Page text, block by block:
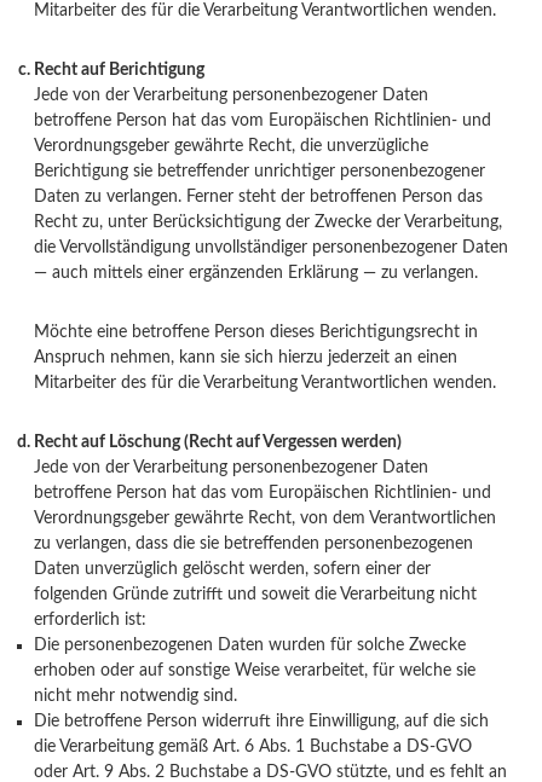
Mitarbeiter des für die Verarbeitung Verantwortlichen wenden.
Recht auf Berichtigung
Jede von der Verarbeitung personenbezogener Daten
betroffene Person hat das vom Europäischen Richtlinien- und
Verordnungsgeber gewährte Recht, die unverzügliche
Berichtigung sie betreffender unrichtiger personenbezogener
Daten zu verlangen. Ferner steht der betroffenen Person das
Recht zu, unter Berücksichtigung der Zwecke der Verarbeitung,
die Vervollständigung unvollständiger personenbezogener Daten
— auch mittels einer ergänzenden Erklärung — zu verlangen.
Möchte eine betroffene Person dieses Berichtigungsrecht in
Anspruch nehmen, kann sie sich hierzu jederzeit an einen
Mitarbeiter des für die Verarbeitung Verantwortlichen wenden.
Recht auf Löschung (Recht auf Vergessen werden)
Jede von der Verarbeitung personenbezogener Daten
betroffene Person hat das vom Europäischen Richtlinien- und
Verordnungsgeber gewährte Recht, von dem Verantwortlichen
zu verlangen, dass die sie betreffenden personenbezogenen
Daten unverzüglich gelöscht werden, sofern einer der
folgenden Gründe zutrifft und soweit die Verarbeitung nicht
erforderlich ist:
Die personenbezogenen Daten wurden für solche Zwecke
erhoben oder auf sonstige Weise verarbeitet, für welche sie
nicht mehr notwendig sind.
Die betroffene Person widerruft ihre Einwilligung, auf die sich
die Verarbeitung gemäß Art. 6 Abs. 1 Buchstabe a DS-GVO
oder Art. 9 Abs. 2 Buchstabe a DS-GVO stützte, und es fehlt an